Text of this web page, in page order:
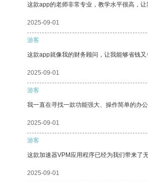
这款app的老师非常专业，教学水平很高，让
2025-09-01
游客
这款app就像我的财务顾问，让我能够省钱又
2025-09-01
游客
我一直在寻找一款功能强大、操作简单的办
2025-09-01
游客
这款加速器VPM应用程序已经为我们带来了
2025-09-01